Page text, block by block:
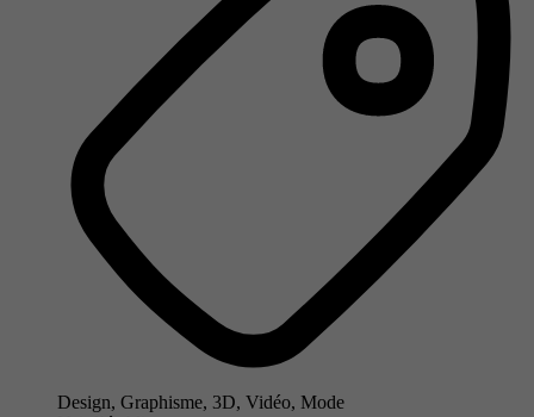
Design, Graphisme, 3D, Vidéo, Mode